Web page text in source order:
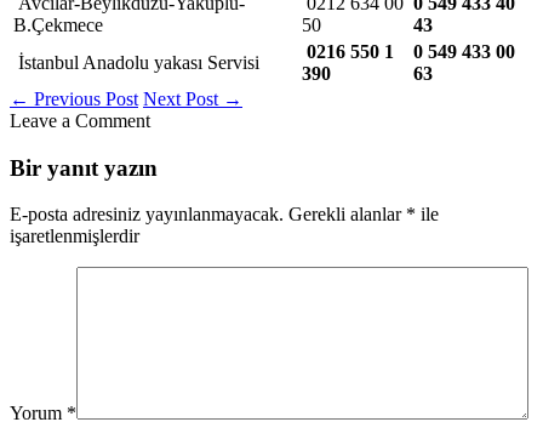
B.Çekmece
50
43
İstanbul Anadolu yakası Servisi
0216 550 1
390
0 549 433 00
63
← Previous Post Next Post →
Leave a Comment
Bir yanıt yazın
E-posta adresiniz yayınlanmayacak. Gerekli alanlar * ile
işaretlenmişlerdir
Yorum *